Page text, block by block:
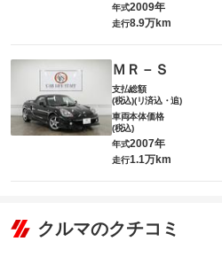
年式2009年
走行8.9万km
ＭＲ－Ｓ
支払総額
(税込)(リ済込・追)
車両本体価格
(税込)
年式2007年
走行1.1万km
クルマのクチコミ